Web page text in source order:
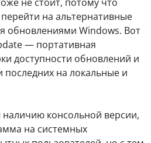
на альтернативные
обновлениями Windows. Вот
— портативная
доступности обновлений и
на локальные и
консольной версии,
на системных